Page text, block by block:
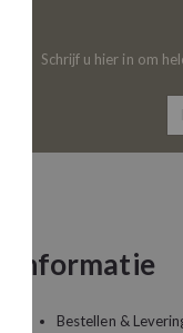
Schrijf u hier in om
Informatie
Bestellen &